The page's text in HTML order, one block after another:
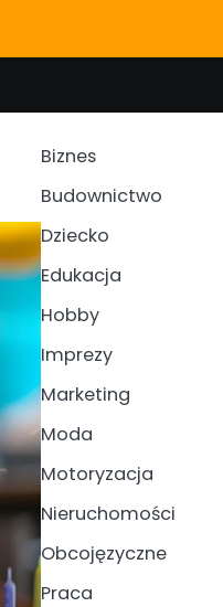
Biznes
Budownictwo
Dziecko
Edukacja
Hobby
Imprezy
Marketing
Moda
Motoryzacja
Nieruchomości
Obcojęzyczne
Praca